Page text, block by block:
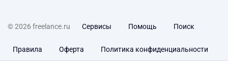
© 2026 freelance.ru Сервисы Помощь Поиск
Правила Оферта Политика конфиденциальности